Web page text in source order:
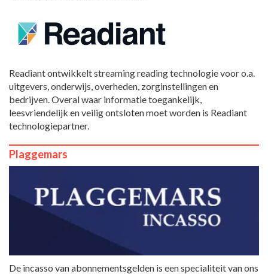
Readiant ontwikkelt streaming reading technologie voor o.a.
uitgevers, onderwijs, overheden, zorginstellingen en
bedrijven. Overal waar informatie toegankelijk,
leesvriendelijk en veilig ontsloten moet worden is Readiant
technologiepartner.
Plaggemars
De incasso van abonnementsgelden is een specialiteit van ons